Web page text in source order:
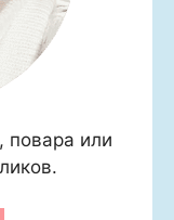
повара или